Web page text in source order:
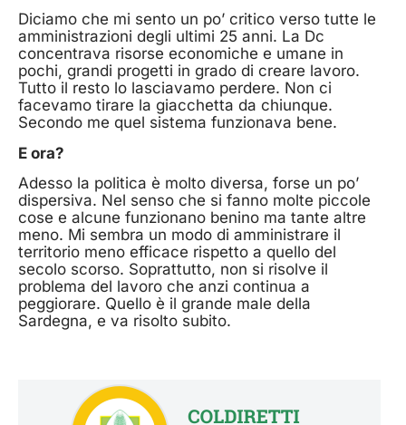
Diciamo che mi sento un po’ critico verso tutte le
amministrazioni degli ultimi 25 anni. La Dc
concentrava risorse economiche e umane in
pochi, grandi progetti in grado di creare lavoro.
Tutto il resto lo lasciavamo perdere. Non ci
facevamo tirare la giacchetta da chiunque.
Secondo me quel sistema funzionava bene.
E ora?
Adesso la politica è molto diversa, forse un po’
dispersiva. Nel senso che si fanno molte piccole
cose e alcune funzionano benino ma tante altre
meno. Mi sembra un modo di amministrare il
territorio meno efficace rispetto a quello del
secolo scorso. Soprattutto, non si risolve il
problema del lavoro che anzi continua a
peggiorare. Quello è il grande male della
Sardegna, e va risolto subito.